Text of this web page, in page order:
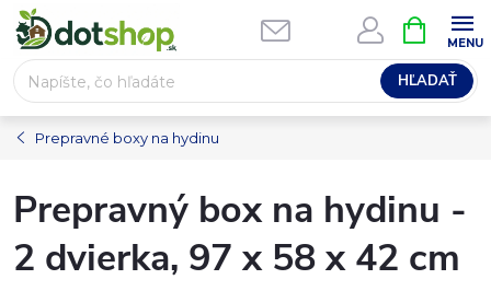
Prejsť
na
obsah
HĽADAŤ
KOŠÍK
Prepravné boxy na hydinu
Prepravný box na hydinu -
2 dvierka, 97 x 58 x 42 cm